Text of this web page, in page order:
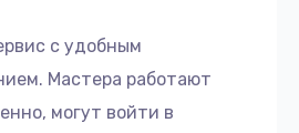
с удобным
Мастера работают
могут войти в